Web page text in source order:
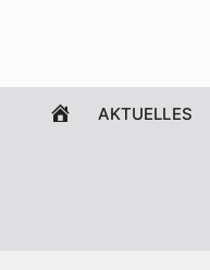
WILLKOMMEN
AKTUELLES